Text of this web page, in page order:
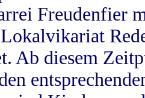
Freudenfier
Ab diesem